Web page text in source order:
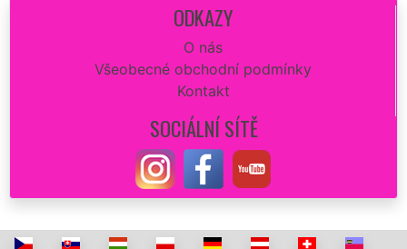
ODKAZY
O nás
Všeobecné obchodní podmínky
Kontakt
SOCIÁLNÍ SÍTĚ